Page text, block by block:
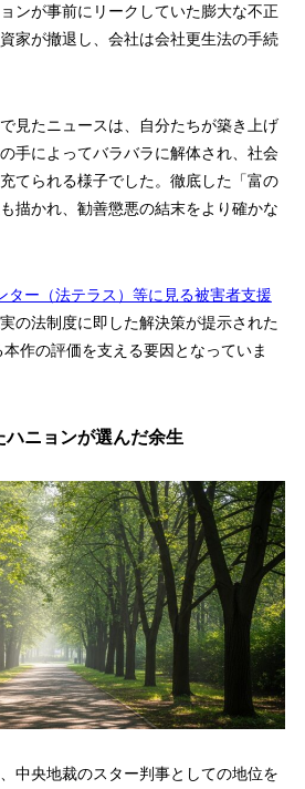
ンが事前にリークしていた膨大な不正
家が撤退し、会社は会社更生法の手続
見たニュースは、自分たちが築き上げ
手によってバラバラに解体され、社会
てられる様子でした。徹底した「富の
描かれ、勧善懲悪の結末をより確かな
ター（法テラス）等に見る被害者支援
の法制度に即した解決策が提示された
作の評価を支える要因となっていま
ニョンが選んだ余生
中央地裁のスター判事としての地位を